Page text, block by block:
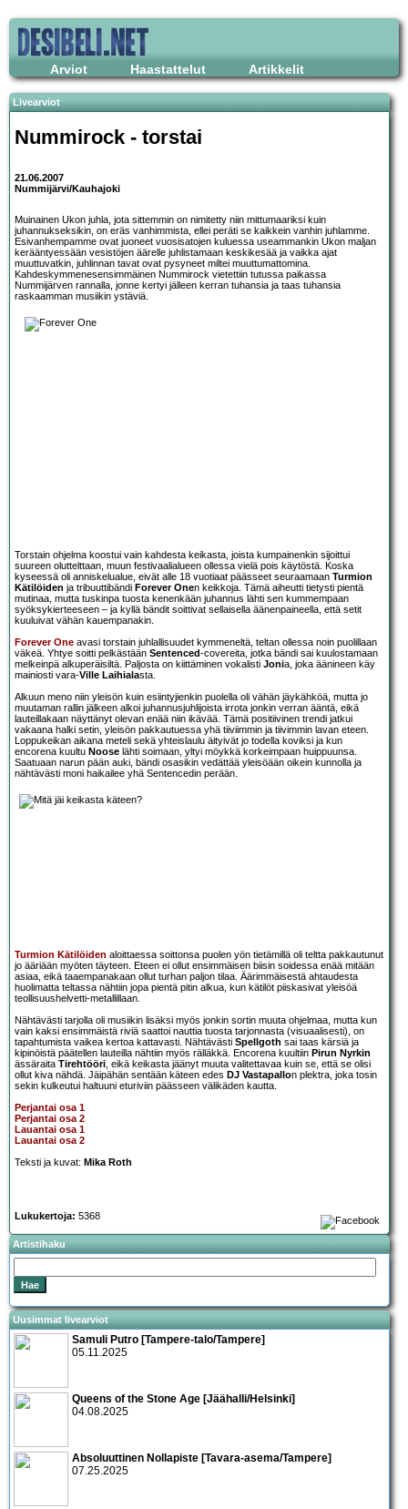
Arviot Haastattelut Artikkelit
Livearviot
Nummirock - torstai
21.06.2007
Nummijärvi/Kauhajoki
Muinainen Ukon juhla, jota sittemmin on nimitetty niin mittumaariksi kuin
juhannukseksikin, on eräs vanhimmista, ellei peräti se kaikkein vanhin juhlamme.
Esivanhempamme ovat juoneet vuosisatojen kuluessa useammankin Ukon maljan
kerääntyessään vesistöjen äärelle juhlistamaan keskikesää ja vaikka ajat
muuttuvatkin, juhlinnan tavat ovat pysyneet miltei muuttumattomina.
Kahdeskymmenesensimmäinen Nummirock vietettiin tutussa paikassa
Nummijärven rannalla, jonne kertyi jälleen kerran tuhansia ja taas tuhansia
raskaamman musiikin ystäviä.
Torstain ohjelma koostui vain kahdesta keikasta, joista kumpainenkin sijoittui
suureen oluttelttaan, muun festivaalialueen ollessa vielä pois käytöstä. Koska
kyseessä oli anniskelualue, eivät alle 18 vuotiaat päässeet seuraamaan Turmion
Kätilöiden ja tribuuttibändi Forever Onen keikkoja. Tämä aiheutti tietysti pientä
mutinaa, mutta tuskinpa tuosta kenenkään juhannus lähti sen kummempaan
syöksykierteeseen – ja kyllä bändit soittivat sellaisella äänenpaineella, että setit
kuuluivat vähän kauempanakin.
Forever One avasi torstain juhlallisuudet kymmeneltä, teltan ollessa noin puolillaan
väkeä. Yhtye soitti pelkästään Sentenced-covereita, jotka bändi sai kuulostamaan
melkeinpä alkuperäisiltä. Paljosta on kiittäminen vokalisti Jonia, joka äänineen käy
mainiosti vara-Ville Laihialasta.
Alkuun meno niin yleisön kuin esiintyjienkin puolella oli vähän jäykähköä, mutta jo
muutaman rallin jälkeen alkoi juhannusjuhlijoista irrota jonkin verran ääntä, eikä
lauteillakaan näyttänyt olevan enää niin ikävää. Tämä positiivinen trendi jatkui
vakaana halki setin, yleisön pakkautuessa yhä tiiviimmin ja tiivimmin lavan eteen.
Loppukeikan aikana meteli sekä yhteislaulu äityivät jo todella koviksi ja kun
encorena kuultu Noose lähti soimaan, yltyi möykkä korkeimpaan huippuunsa.
Saatuaan narun pään auki, bändi osasikin vedättää yleisöään oikein kunnolla ja
nähtävästi moni haikailee yhä Sentencedin perään.
Turmion Kätilöiden aloittaessa soittonsa puolen yön tietämillä oli teltta pakkautunut
jo ääriään myöten täyteen. Eteen ei ollut ensimmäisen biisin soidessa enää mitään
asiaa, eikä taaempanakaan ollut turhan paljon tilaa. Äärimmäisestä ahtaudesta
huolimatta teltassa nähtiin jopa pientä pitin alkua, kun kätilöt piiskasivat yleisöä
teollisuushelvetti-metallillaan.
Nähtävästi tarjolla oli musiikin lisäksi myös jonkin sortin muuta ohjelmaa, mutta kun
vain kaksi ensimmäistä riviä saattoi nauttia tuosta tarjonnasta (visuaalisesti), on
tapahtumista vaikea kertoa kattavasti. Nähtävästi Spellgoth sai taas kärsiä ja
kipinöistä päätellen lauteilla nähtiin myös rälläkkä. Encorena kuultiin Pirun Nyrkin
ässäraita Tirehtööri, eikä keikasta jäänyt muuta valitettavaa kuin se, että se olisi
ollut kiva nähdä. Jäipähän sentään käteen edes DJ Vastapallon plektra, joka tosin
sekin kulkeutui haltuuni eturiviin päässeen välikäden kautta.
Perjantai osa 1
Perjantai osa 2
Lauantai osa 1
Lauantai osa 2
Teksti ja kuvat: Mika Roth
Lukukertoja: 5368
Artistihaku
Uusimmat livearviot
Samuli Putro [Tampere-talo/Tampere]
05.11.2025
Queens of the Stone Age [Jäähalli/Helsinki]
04.08.2025
Absoluuttinen Nollapiste [Tavara-asema/Tampere]
07.25.2025